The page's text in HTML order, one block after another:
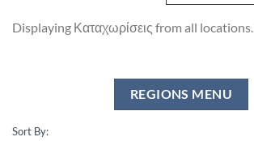
Displaying Καταχωρίσεις from all locations.
Sort By: